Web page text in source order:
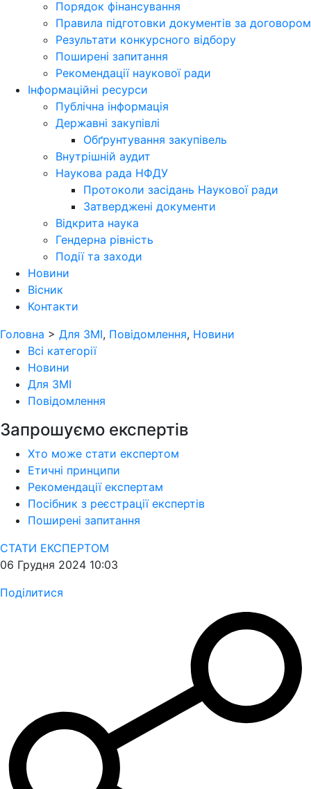
Порядок фінансування
Правила підготовки документів за договором
Результати конкурсного відбору
Поширені запитання
Рекомендації наукової ради
Інформаційні ресурси
Публічна інформація
Державні закупівлі
Обґрунтування закупівель
Внутрішній аудит
Наукова рада НФДУ
Протоколи засідань Наукової ради
Затверджені документи
Відкрита наука
Гендерна рівність
Події та заходи
Новини
Вісник
Контакти
Головна > Для ЗМІ, Повідомлення, Новини
Всі категорії
Новини
Для ЗМІ
Повідомлення
Запрошуємо експертів
Хто може стати експертом
Етичні принципи
Рекомендації експертам
Посібник з реєстрації експертів
Поширені запитання
СТАТИ ЕКСПЕРТОМ
06 Грудня 2024 10:03
Поділитися